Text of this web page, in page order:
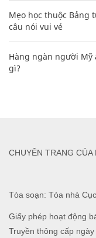
Mẹo học thuộc Bảng
câu nói vui vẻ
Hàng ngàn người Mỹ
gì?
Tòa soạn: Tòa nhà
Giấy phép hoạt động
Truyền thông cấp ngày
CHUYÊN TRANG CỦA